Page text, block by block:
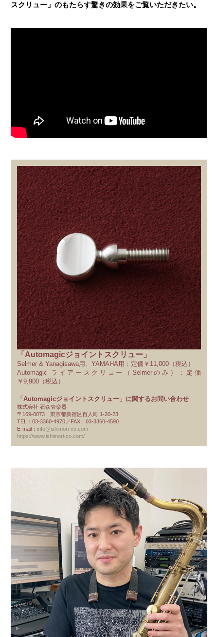
スクリュー」のもたらす驚きの効果をご覧いただきたい。
「Automagicジョイントスクリュー」
Selmer & Yanagisawa用、YAMAHA用：定価￥11,000（税込）
Automagic ライアースクリュー（Selmerのみ）：定価
￥9,900（税込）
「Automagicジョイントスクリュー」に関するお問い合わせ
株式会社 石森管楽器
〒169-0073 東京都新宿区百人町 1-20-23
TEL：03-3360-4970／FAX：03-3360-4590
E-mail： info@ishimori-co.com
https://www.ishimori-co.com/